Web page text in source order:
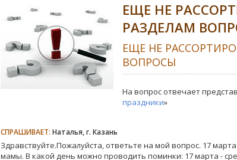
ЕЩЕ НЕ
РАЗДЕЛАМ
ЕЩЕ НЕ
ВОПРОСЫ
На вопрос отвечает
праздники»
СПРАШИВАЕТ: Наталья, г. Казань
Здравствуйте.Пожалуйста, ответьте на мой вопрос. 17
мамы. В какой день можно проводить поминки: 17 марта -